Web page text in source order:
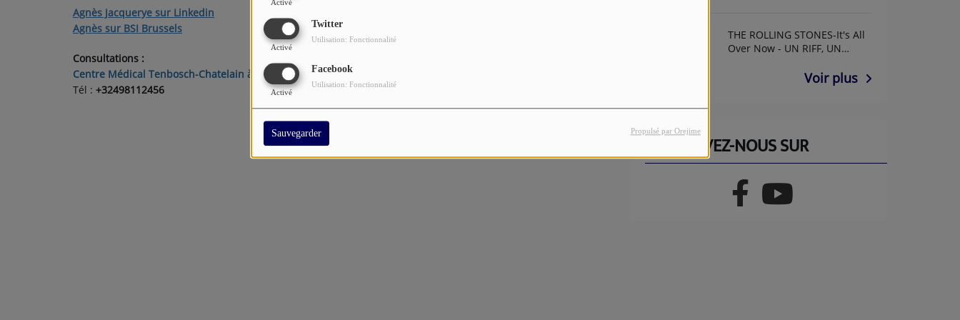
Activé
Twitter
Activé
Utilisation: Fonctionnalité
Facebook
Activé
Utilisation: Fonctionnalité
Sauvegarder Propulsé par Orejime
Agnès Jacquerye sur Linkedin
Agnès sur BSI Brussels
Consultations :
Centre Médical Tenbosch-Chatelain à 1050 Bruxelles.
Tél : +32498112456
THE ROLLING STONES-It's All
Over Now - UN RIFF, UN
Voir plus
RETROUVEZ-NOUS SUR